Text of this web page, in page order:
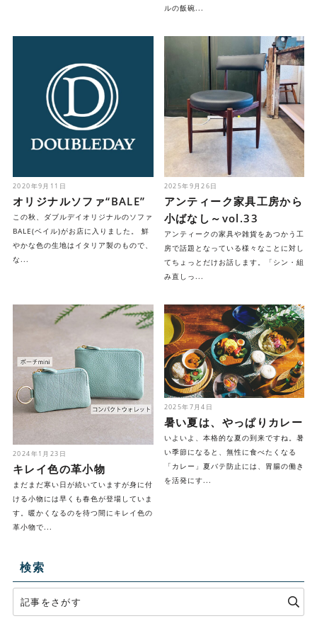
ルの飯碗...
2020年9月11日
オリジナルソファ“BALE”
この秋、ダブルデイオリジナルのソファ
BALE(ベイル)がお店に入りました。 鮮
やかな色の生地はイタリア製のもので、
な...
2025年9月26日
アンティーク家具工房から
小ばなし～vol.33
アンティークの家具や雑貨をあつかう工
房で話題となっている様々なことに対し
てちょっとだけお話します。「シン・組
み直しっ...
2024年1月23日
キレイ色の革小物
まだまだ寒い日が続いていますが身に付
ける小物には早くも春色が登場していま
す。暖かくなるのを待つ間にキレイ色の
革小物で...
2025年7月4日
暑い夏は、やっぱりカレー
いよいよ、本格的な夏の到来ですね。暑
い季節になると、無性に食べたくなる
「カレー」夏バテ防止には、胃腸の働き
を活発にす...
検索